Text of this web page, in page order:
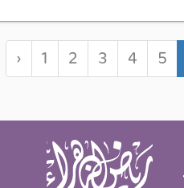
‹ 1 2 3 4 5